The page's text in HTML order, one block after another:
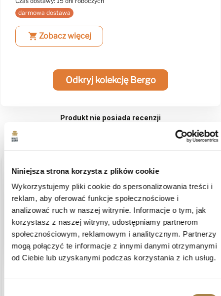
Niniejsza strona korzysta z plików cookie
Wykorzystujemy pliki cookie do spersonalizowania treści i
reklam, aby oferować funkcje społecznościowe i
analizować ruch w naszej witrynie. Informacje o tym, jak
korzystasz z naszej witryny, udostępniamy partnerom
społecznościowym, reklamowym i analitycznym. Partnerzy
mogą połączyć te informacje z innymi danymi otrzymanymi
od Ciebie lub uzyskanymi podczas korzystania z ich usług.
darmowa dostawa
shopping_cart Zobacz więcej
Odkryj kolekcję Bergo
Produkt nie posiada recenzji
podgląd
Miguel zweryfikowano